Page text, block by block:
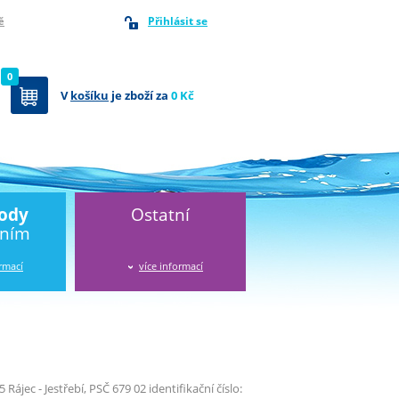
Přihlásit se
Vkošíku je zboží za 0 Kč
0
Ostatní
více informací
Rájec - Jestřebí, PSČ 679 02 identifikační číslo: